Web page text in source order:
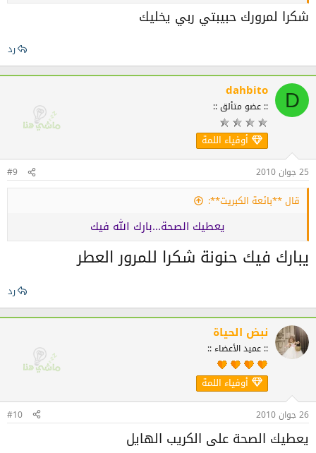
شكرا لمرورك حبيبتي ربي يخليك
رد
D
dahbito
:: عضو متألق ::
أوفياء اللمة
25 جوان 2010 #9
قال **بائعة الكبريت**:
يعطيك الصحة...بارك الله فيك
يبارك فيك حنونة شكرا للمرور العطر
رد
نبض الحياة
:: عميد الأعضاء ::
أوفياء اللمة
26 جوان 2010 #10
يعطيك الصحة على الكريب الهايل